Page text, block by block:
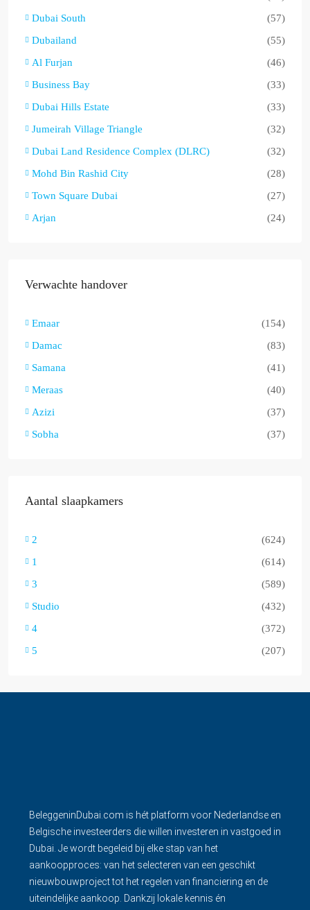
Dubai South
(57)
Dubailand
(55)
Al Furjan
(46)
Business Bay
(33)
Dubai Hills Estate
(33)
Jumeirah Village Triangle
(32)
Dubai Land Residence Complex (DLRC)
(32)
Mohd Bin Rashid City
(28)
Town Square Dubai
(27)
Arjan
(24)
Verwachte handover
Emaar
(154)
Damac
(83)
Samana
(41)
Meraas
(40)
Azizi
(37)
Sobha
(37)
Aantal slaapkamers
2
(624)
1
(614)
3
(589)
Studio
(432)
4
(372)
5
(207)
BeleggeninDubai.com is hét platform voor Nederlandse en
Belgische investeerders die willen investeren in vastgoed in
Dubai. Je wordt begeleid bij elke stap van het
aankoopproces: van het selecteren van een geschikt
nieuwbouwproject tot het regelen van financiering en de
uiteindelijke aankoop. Dankzij lokale kennis én